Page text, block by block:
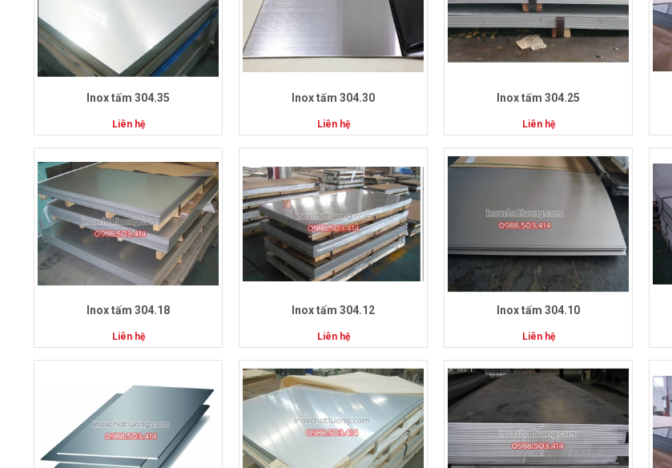
Inox tấm 304.35
Liên hệ
Inox tấm 304.30
Liên hệ
Inox tấm 304.25
Liên hệ
Inox tấm 304.18
Liên hệ
Inox tấm 304.12
Liên hệ
Inox tấm 304.10
Liên hệ